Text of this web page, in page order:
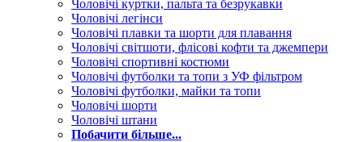
Чоловічі куртки, пальта та безрукавки
Чоловічі легінси
Чоловічі плавки та шорти для плавання
Чоловічі світшоти, флісові кофти та джемпери
Чоловічі спортивні костюми
Чоловічі футболки та топи з УФ фільтром
Чоловічі футболки, майки та топи
Чоловічі шорти
Чоловічі штани
Побачити більше...